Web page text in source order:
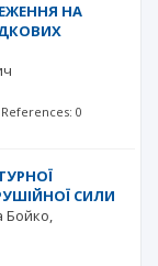
НА
0
СИЛИ
Бойко